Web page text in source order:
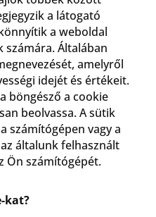
a látogató
a weboldal
számára. Általában
amelyről
idejét és értékeit.
böngésző a cookie
beolvassa. A sütik
számítógépen vagy a
általunk felhasznált
Ön számítógépét.
kat?